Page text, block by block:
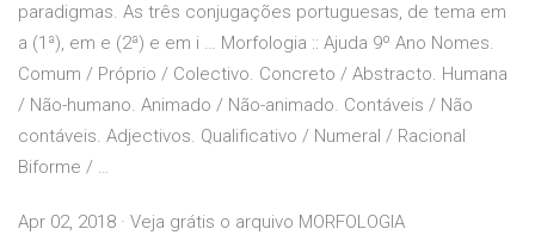
paradigmas. As três conjugações portuguesas, de tema em
a (1ª), em e (2ª) e em i … Morfologia :: Ajuda 9º Ano Nomes.
Comum / Próprio / Colectivo. Concreto / Abstracto. Humana
/ Não-humano. Animado / Não-animado. Contáveis / Não
contáveis. Adjectivos. Qualificativo / Numeral / Racional
Biforme / …
Apr 02, 2018 · Veja grátis o arquivo MORFOLOGIA